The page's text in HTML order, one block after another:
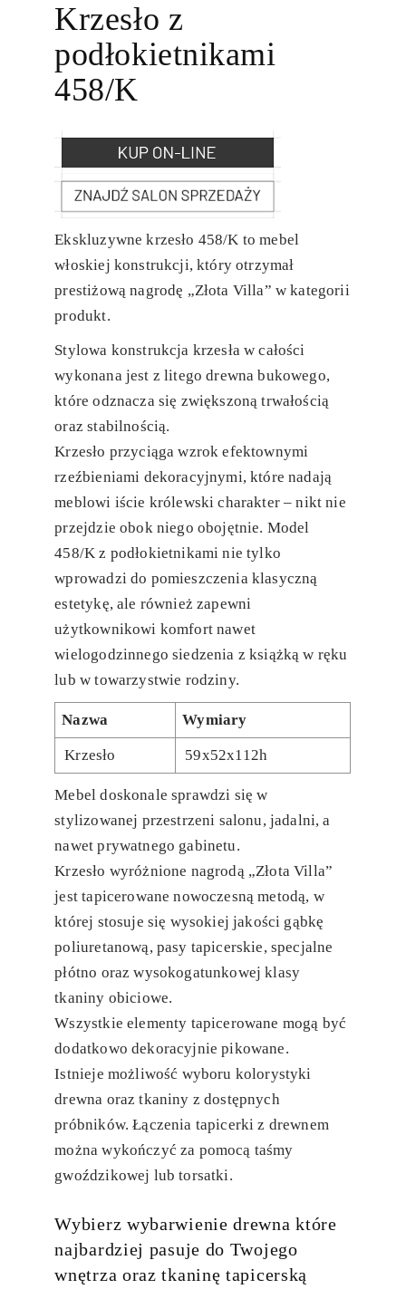
Krzesło z
podłokietnikami
458/K
Ekskluzywne krzesło 458/K to mebel
włoskiej konstrukcji, który otrzymał
prestiżową nagrodę „Złota Villa” w kategorii
produkt.
Stylowa konstrukcja krzesła w całości
wykonana jest z litego drewna bukowego,
które odznacza się zwiększoną trwałością
oraz stabilnością.
Krzesło przyciąga wzrok efektownymi
rzeźbieniami dekoracyjnymi, które nadają
meblowi iście królewski charakter – nikt nie
przejdzie obok niego obojętnie. Model
458/K z podłokietnikami nie tylko
wprowadzi do pomieszczenia klasyczną
estetykę, ale również zapewni
użytkownikowi komfort nawet
wielogodzinnego siedzenia z książką w ręku
lub w towarzystwie rodziny.
Nazwa Wymiary
Krzesło 59x52x112h
Mebel doskonale sprawdzi się w
stylizowanej przestrzeni salonu, jadalni, a
nawet prywatnego gabinetu.
Krzesło wyróżnione nagrodą „Złota Villa”
jest tapicerowane nowoczesną metodą, w
której stosuje się wysokiej jakości gąbkę
poliuretanową, pasy tapicerskie, specjalne
płótno oraz wysokogatunkowej klasy
tkaniny obiciowe.
Wszystkie elementy tapicerowane mogą być
dodatkowo dekoracyjnie pikowane.
Istnieje możliwość wyboru kolorystyki
drewna oraz tkaniny z dostępnych
próbników. Łączenia tapicerki z drewnem
można wykończyć za pomocą taśmy
gwoździkowej lub torsatki.
Wybierz wybarwienie drewna które
najbardziej pasuje do Twojego
wnętrza oraz tkaninę tapicerską